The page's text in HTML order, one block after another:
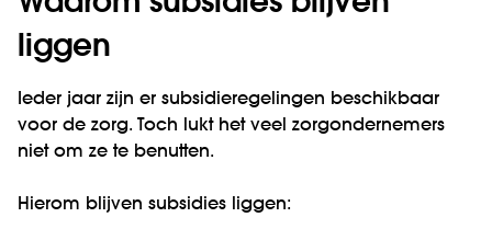
liggen
Ieder jaar zijn er subsidieregelingen beschikbaar
voor de zorg. Toch lukt het veel zorgondernemers
niet om ze te benutten.
Hierom blijven subsidies liggen: